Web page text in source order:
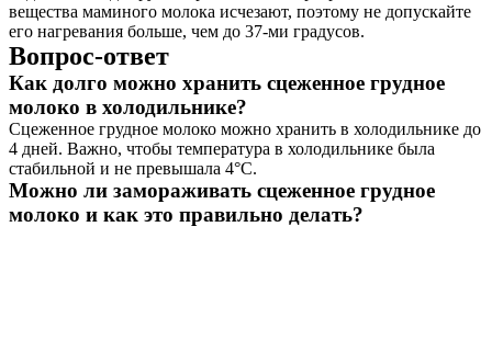
вещества маминого молока исчезают, поэтому не допускайте
его нагревания больше, чем до 37-ми градусов.
Вопрос-ответ
Как долго можно хранить сцеженное грудное
молоко в холодильнике?
Сцеженное грудное молоко можно хранить в холодильнике до
4 дней. Важно, чтобы температура в холодильнике была
стабильной и не превышала 4°C.
Можно ли замораживать сцеженное грудное
молоко и как это правильно делать?